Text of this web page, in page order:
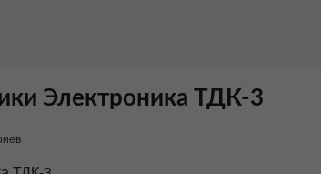
Электроника ТДК-3